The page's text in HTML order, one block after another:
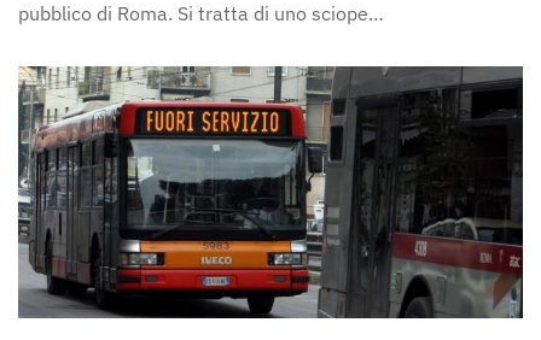
pubblico di Roma. Si tratta di uno sciope…